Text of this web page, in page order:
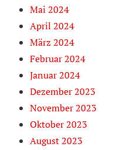
Mai 2024
April 2024
März 2024
Februar 2024
Januar 2024
Dezember 2023
November 2023
Oktober 2023
August 2023